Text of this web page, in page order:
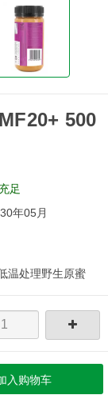
500
充足
年05月
温处理野生原蜜
入购物车